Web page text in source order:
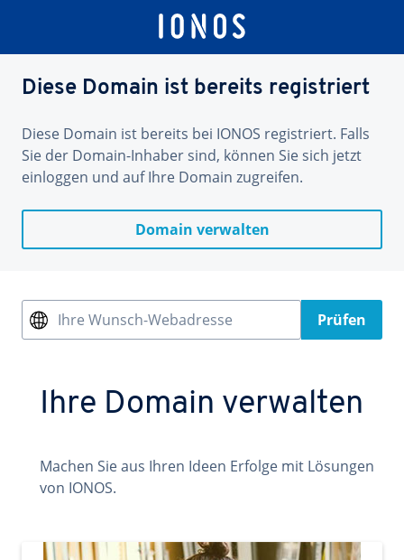
Diese Domain ist bereits registriert
Diese Domain ist bereits bei IONOS registriert. Falls
Sie der Domain-Inhaber sind, können Sie sich jetzt
einloggen und auf Ihre Domain zugreifen.
Domain verwalten
Ihre Wunsch-Webadresse Prüfen
Ihre Domain verwalten
Machen Sie aus Ihren Ideen Erfolge mit Lösungen
von IONOS.